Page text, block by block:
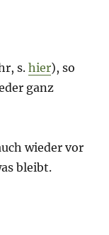
s.hier), so
ganz
wieder vor
bleibt.
2020 – Was